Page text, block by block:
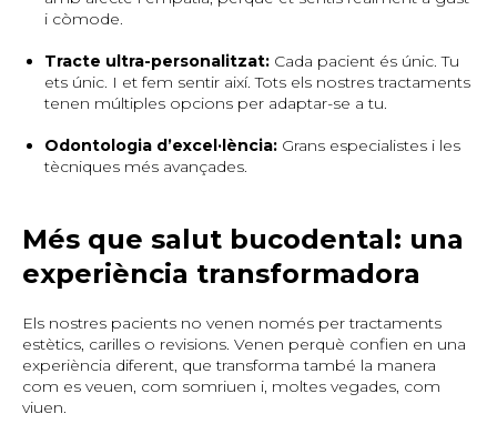
i còmode.
Tracte ultra-personalitzat: Cada pacient és únic. Tu
ets únic. I et fem sentir així. Tots els nostres tractaments
tenen múltiples opcions per adaptar-se a tu.
Odontologia d’excel·lència: Grans especialistes i les
tècniques més avançades.
Més que salut bucodental: una
experiència transformadora
Els nostres pacients no venen només per tractaments
estètics, carilles o revisions. Venen perquè confien en una
experiència diferent, que transforma també la manera
com es veuen, com somriuen i, moltes vegades, com
viuen.